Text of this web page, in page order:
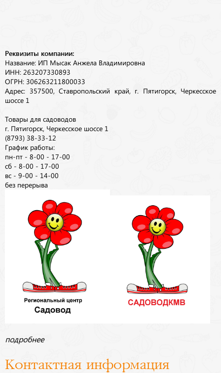
Реквизиты компании:
Название: ИП Мысак Анжела Владимировна
ИНН: 263207330893
ОГРН: 306263211800033
Адрес: 357500, Ставропольский край, г. Пятигорск, Черкесское
шоссе 1
Товары для садоводов
г. Пятигорск, Черкесское шоссе 1
(8793) 38-33-12
График работы:
пн-пт - 8-00 - 17-00
сб - 8-00 - 17-00
вс - 9-00 - 14-00
без перерыва
подробнее
Контактная информация